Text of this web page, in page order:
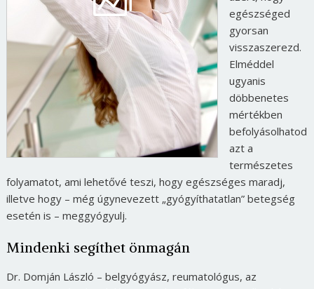
egészséged
gyorsan
visszaszerezd.
Elméddel
ugyanis
döbbenetes
mértékben
befolyásolhatod
azt a
természetes
folyamatot, ami lehetővé teszi, hogy egészséges maradj,
illetve hogy – még úgynevezett „gyógyíthatatlan” betegség
esetén is – meggyógyulj.
Mindenki segíthet önmagán
Dr. Domján László – belgyógyász, reumatológus, az